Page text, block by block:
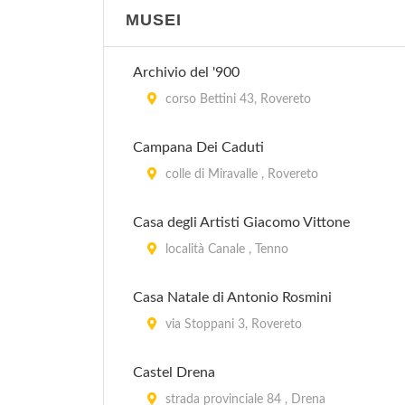
MUSEI
Archivio del '900
corso Bettini 43, Rovereto
Campana Dei Caduti
colle di Miravalle , Rovereto
Casa degli Artisti Giacomo Vittone
località Canale , Tenno
Casa Natale di Antonio Rosmini
via Stoppani 3, Rovereto
Castel Drena
strada provinciale 84 , Drena